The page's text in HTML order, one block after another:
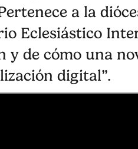
a la
Eclesiástico
y de cómo una
digital”.